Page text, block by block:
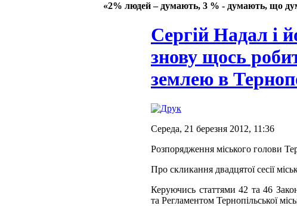
«2% людей – думають, 3 % - думають, що
Сергій Надал і
знову щось
землею в
Середа, 21 березня 2012, 11:36
Розпорядження міського голови
Про скликання двадцятої сесії
Керуючись статтями 42 та 46
та Регламентом Тернопільської